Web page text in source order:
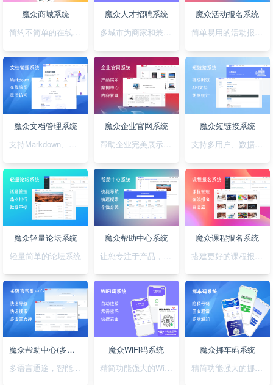
魔众商城系统
简约不简单的在线商城系统
魔众人才招聘系统
多城市为商家和兼职者的提供精准对接平台
魔众活动报名系统
简单易用的活动报名系统
魔众文档管理系统
支持Markdown、图表、脑图、富文本的文档管理系统
魔众企业官网系统
帮助企业完美展示自己的形象
魔众短链接系统
支持多用户、数据统计、API对接的短链接系统
魔众轻量论坛系统
轻量简单的论坛系统
魔众帮助中心系统
让您专注于产品，无需为帮助中心的建设担忧
魔众课程报名系统
搭建更好的课程报名系统
魔众帮助中心(多语言)系统
多语言通途，智能助您，轻松搭建无障碍帮助系统
魔众WiFi码系统
精简功能强大的WiFi码小程序
魔众挪车码系统
精简功能强大的挪车码小程序